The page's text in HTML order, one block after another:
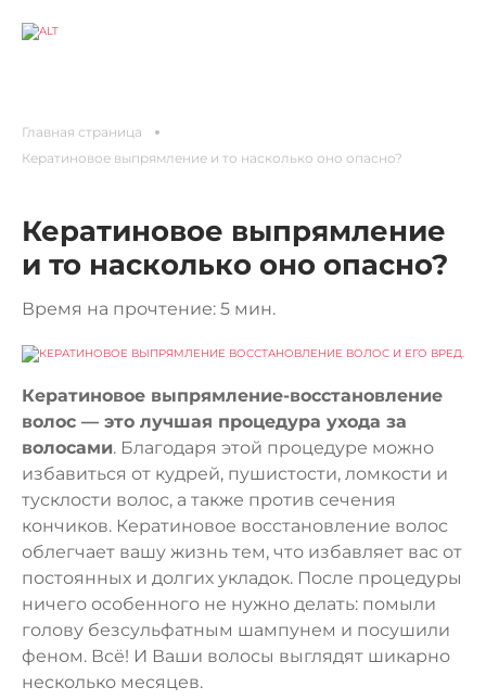
Главная страница
Кератиновое выпрямление и то насколько оно опасно?
Кератиновое выпрямление
и то насколько оно опасно?
Время на прочтение: 5 мин.
Кератиновое выпрямление-восстановление
волос — это лучшая процедура ухода за
волосами. Благодаря этой процедуре можно
избавиться от кудрей, пушистости, ломкости и
тусклости волос, а также против сечения
кончиков. Кератиновое восстановление волос
облегчает вашу жизнь тем, что избавляет вас от
постоянных и долгих укладок. После процедуры
ничего особенного не нужно делать: помыли
голову безсульфатным шампунем и посушили
феном. Всё! И Ваши волосы выглядят шикарно
несколько месяцев.